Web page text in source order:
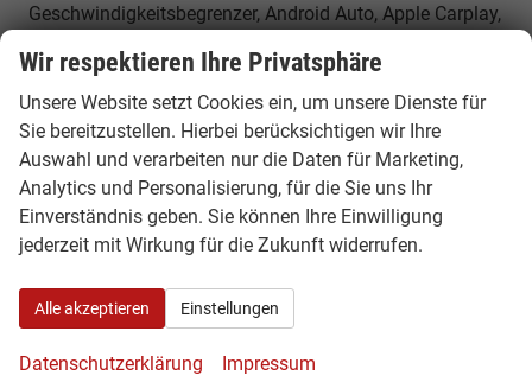
Geschwindigkeitsbegrenzer, Android Auto, Apple Carplay,
Radio Ready2Discover, Radio DAB, Bluetooth,
Bordcomputer, App-Connect, Travelassist, LED-
Rückleuchten,
Sonstiges
Anzahl Sitzplätze
Erstzulassung
01.07.2026
Leergewicht
Wir respektieren Ihre Privatsphäre
Unsere Website setzt Cookies ein, um unsere Dienste für
Sie bereitzustellen. Hierbei berücksichtigen wir Ihre
Auswahl und verarbeiten nur die Daten für Marketing,
Analytics und Personalisierung, für die Sie uns Ihr
Einverständnis geben. Sie können Ihre Einwilligung
jederzeit mit Wirkung für die Zukunft widerrufen.
Alle akzeptieren Einstellungen
Datenschutzerklärung Impressum